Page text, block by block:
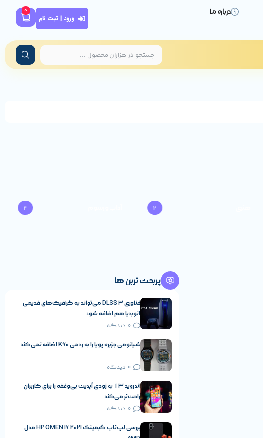
درباره ما
ورود | ثبت نام
0
2
2
پربحث ترین ها
فناوری DLSS 3 می‌تواند به گرافیک‌های قدیمی
انویدیا هم اضافه شود
0 دیدگاه
شیائومی جزیره پویا را به ردمی K60 اضافه نمی‌کند
0 دیدگاه
اندروید ۱۳ به زودی آپدیت بی‌وقفه را برای کاربران
راحت‌تر می‌کند
0 دیدگاه
بررسی لپ‌تاپ گیمینگ HP OMEN 16 2021 مدل